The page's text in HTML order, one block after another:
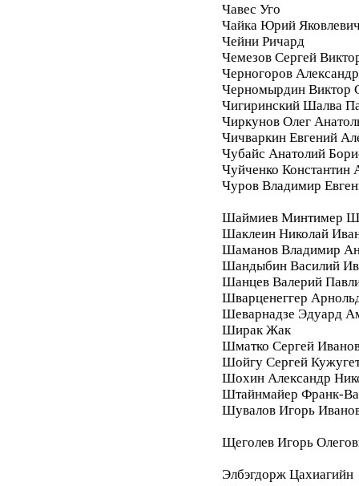
Чавес Уго
Чайка Юрий
Чейни Ричард
Чемезов Сергей
Черногоров
Черномырдин Виктор
Чигиринский Шалва
Чиркунов Олег
Чичваркин Евгений
Чубайс Анатолий
Чуйченко Константин
Чуров Владимир
Шаймиев Минтимер
Шаклеин Николай
Шаманов Владимир
Шандыбин Василий
Шанцев Валерий
Шварценеггер
Шеварнадзе Эдуард
Ширак Жак
Шматко Сергей
Шойгу Сергей
Шохин Александр
Штайнмайер Франк-
Шувалов Игорь
Щеголев Игорь
Элбэгдорж Цахиагийн